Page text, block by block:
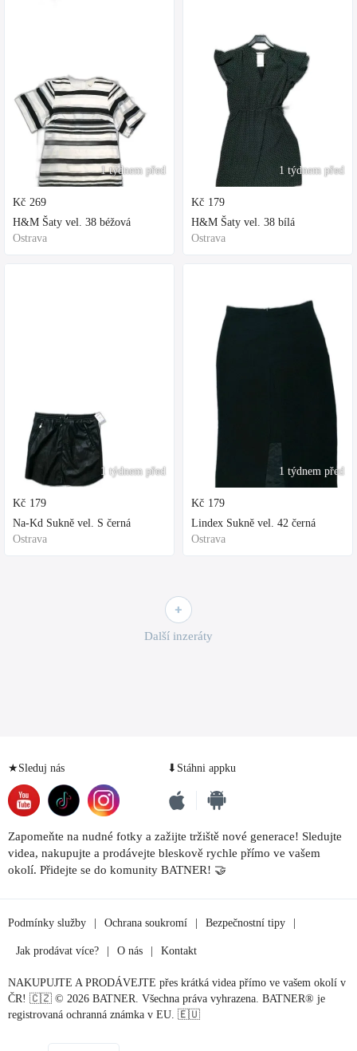
1 týdnem před
Kč 269
H&M Šaty vel. 38 béžová
Ostrava
1 týdnem před
Kč 179
Na-Kd Sukně vel. S černá
Ostrava
1 týdnem před
Kč 179
H&M Šaty vel. 38 bílá
Ostrava
1 týdnem před
Kč 179
Lindex Sukně vel. 42 černá
Ostrava
Další inzeráty
★Sleduj nás ⬇Stáhni appku
Zapomeňte na nudné fotky a zažijte tržiště nové generace! Sledujte
videa, nakupujte a prodávejte bleskově rychle přímo ve vašem
okolí. Přidejte se do komunity BATNER! 🤝
Podmínky služby Ochrana soukromí Bezpečnostní tipy
Jak prodávat více? O nás Kontakt
NAKUPUJTE A PRODÁVEJTE přes krátká videa přímo ve vašem okolí v
ČR! 🇨🇿 © 2026 BATNER. Všechna práva vyhrazena. BATNER® je
registrovaná ochranná známka v EU. 🇪🇺